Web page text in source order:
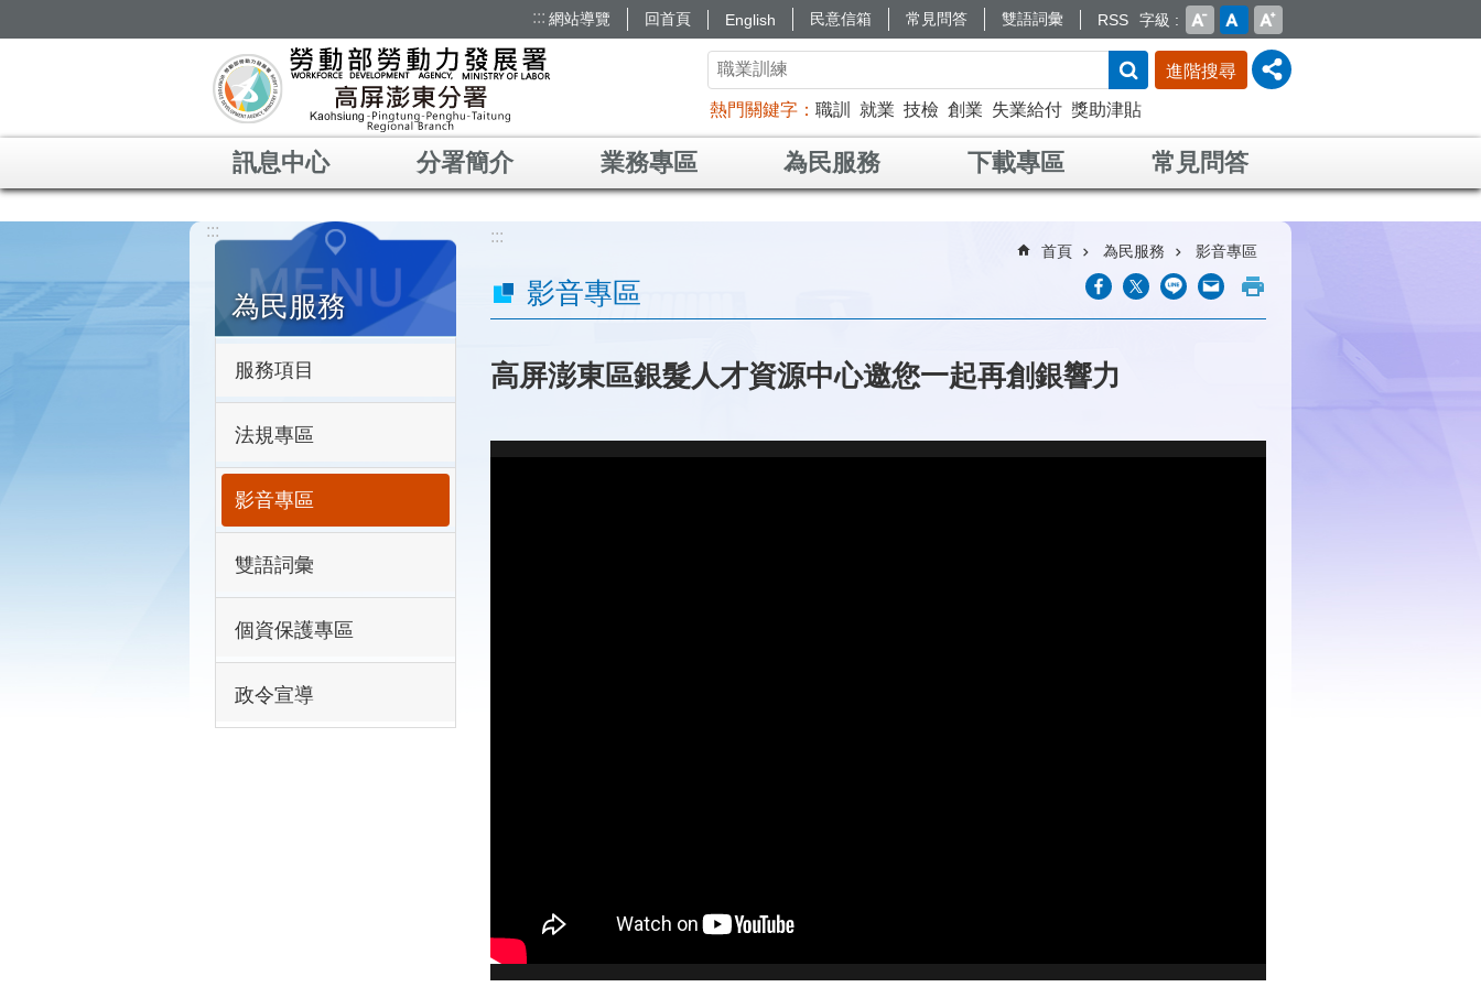
::: 網站導覽 回首頁 English 民意信箱 常見問答 雙語詞彙 RSS 字級
進階搜尋
熱門關鍵字 職訓 就業 技檢 創業 失業給付 獎助津貼
訊息中心 分署簡介 業務專區 為民服務 下載專區 常見問答
:::
為民服務
服務項目
法規專區
影音專區
雙語詞彙
個資保護專區
政令宣導
:::
首頁 為民服務 影音專區
影音專區
高屏澎東區銀髮人才資源中心邀您一起再創銀響力